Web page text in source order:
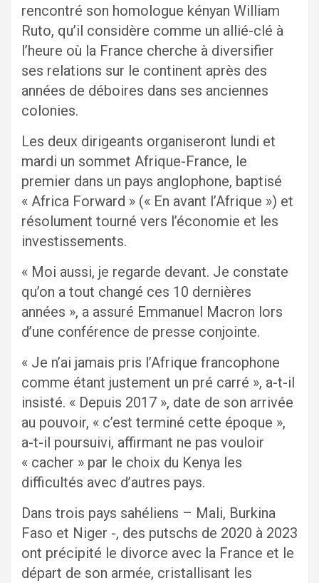
rencontré son homologue kényan William
Ruto, qu’il considère comme un allié-clé à
l’heure où la France cherche à diversifier
ses relations sur le continent après des
années de déboires dans ses anciennes
colonies.
Les deux dirigeants organiseront lundi et
mardi un sommet Afrique-France, le
premier dans un pays anglophone, baptisé
« Africa Forward » (« En avant l’Afrique ») et
résolument tourné vers l’économie et les
investissements.
« Moi aussi, je regarde devant. Je constate
qu’on a tout changé ces 10 dernières
années », a assuré Emmanuel Macron lors
d’une conférence de presse conjointe.
« Je n’ai jamais pris l’Afrique francophone
comme étant justement un pré carré », a-t-il
insisté. « Depuis 2017 », date de son arrivée
au pouvoir, « c’est terminé cette époque »,
a-t-il poursuivi, affirmant ne pas vouloir
« cacher » par le choix du Kenya les
difficultés avec d’autres pays.
Dans trois pays sahéliens – Mali, Burkina
Faso et Niger -, des putschs de 2020 à 2023
ont précipité le divorce avec la France et le
départ de son armée, cristallisant les